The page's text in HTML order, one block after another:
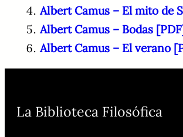
Albert Camus – El mito de
Albert Camus – Bodas
Albert Camus – El verano
La Biblioteca Filosófica